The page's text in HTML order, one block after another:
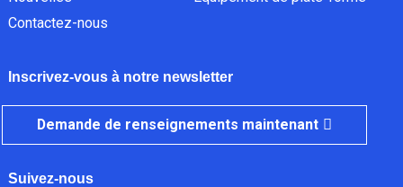
Contactez-nous
Inscrivez-vous à notre newsletter
Demande de renseignements maintenant
Suivez-nous